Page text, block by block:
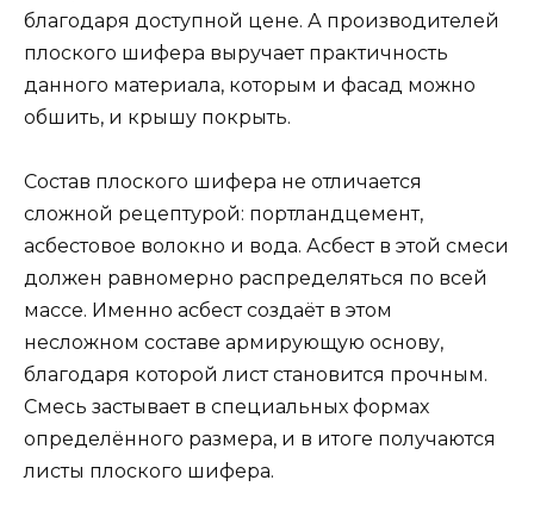
благодаря доступной цене. А производителей
плоского шифера выручает практичность
данного материала, которым и фасад можно
обшить, и крышу покрыть.
Состав плоского шифера не отличается
сложной рецептурой: портландцемент,
асбестовое волокно и вода. Асбест в этой смеси
должен равномерно распределяться по всей
массе. Именно асбест создаёт в этом
несложном составе армирующую основу,
благодаря которой лист становится прочным.
Смесь застывает в специальных формах
определённого размера, и в итоге получаются
листы плоского шифера.